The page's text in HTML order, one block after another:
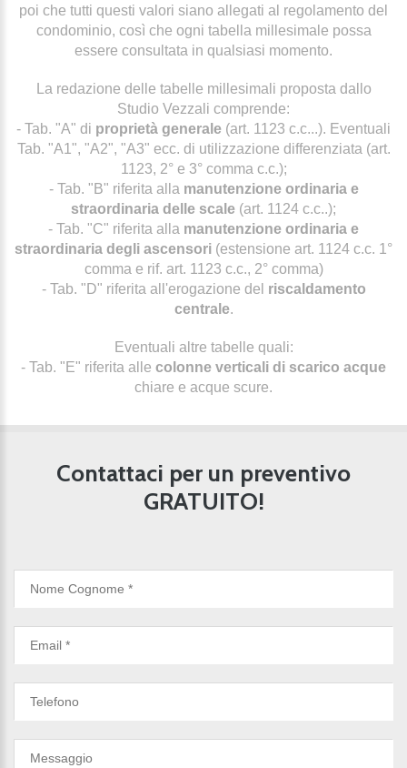
poi che tutti questi valori siano allegati al regolamento del
condominio, così che ogni tabella millesimale possa
essere consultata in qualsiasi momento.
La redazione delle tabelle millesimali proposta dallo
Studio Vezzali comprende:
- Tab. "A" di proprietà generale (art. 1123 c.c...). Eventuali
Tab. "A1", "A2", "A3" ecc. di utilizzazione differenziata (art.
1123, 2° e 3° comma c.c.);
- Tab. "B" riferita alla manutenzione ordinaria e
straordinaria delle scale (art. 1124 c.c..);
- Tab. "C" riferita alla manutenzione ordinaria e
straordinaria degli ascensori (estensione art. 1124 c.c. 1°
comma e rif. art. 1123 c.c., 2° comma)
- Tab. "D" riferita all'erogazione del riscaldamento
centrale.
Eventuali altre tabelle quali:
- Tab. "E" riferita alle colonne verticali di scarico acque
chiare e acque scure.
Contattaci per un preventivo
GRATUITO!